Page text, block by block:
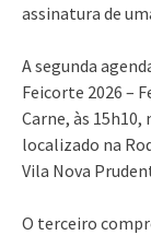
assinatura de
A segunda
Feicorte 2026 –
Carne, às
localizado na
Vila Nova
O terceiro